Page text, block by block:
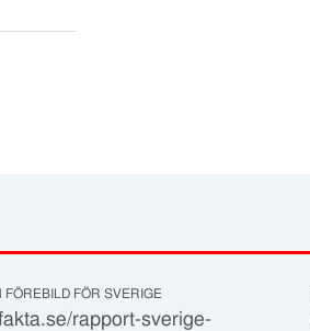
FÖR SVERIGE
rapport-sverige-